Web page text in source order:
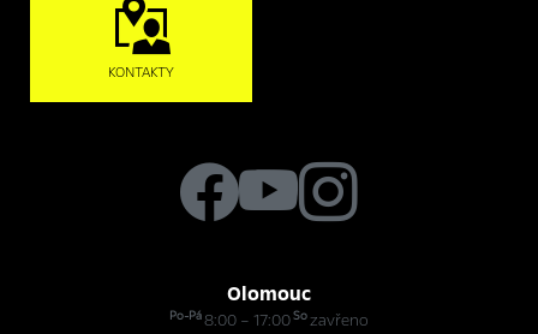
KONTAKTY
Olomouc
Po-Pá8:00 – 17:00Sozavřeno